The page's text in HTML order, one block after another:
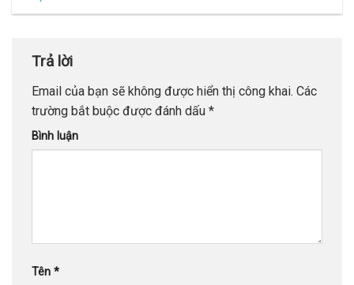
Trả lời
Email của bạn sẽ không được hiển thị công khai. Các
trường bắt buộc được đánh dấu *
Bình luận
Tên *